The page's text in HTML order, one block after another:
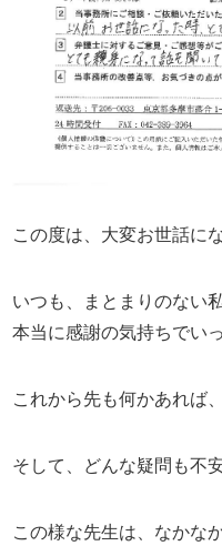
この度は、大変お世話に
いつも、まとまりのない
本当に感謝の気持ちでい
これから先も何かあれば
そして、どんな疑問も不
この様な先生は、なかな